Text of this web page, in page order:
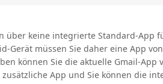
über keine integrierte Standard-App
Gerät müssen Sie daher eine App
können Sie die aktuelle Gmail-App
zusätzliche App und Sie können die